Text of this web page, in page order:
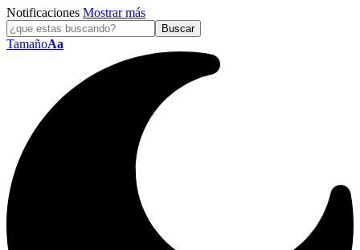
Notificaciones Mostrar más
TamañoAa